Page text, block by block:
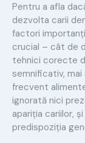
Pentru a afla
dezvolta carii
factori
crucial – cât de
tehnici corecte
semnificativ,
frecvent
ignorată nici
apariția cariilor,
predispoziția